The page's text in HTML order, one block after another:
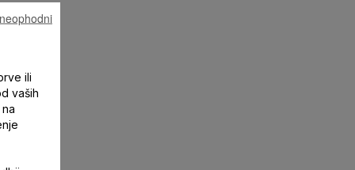
ili
vaših